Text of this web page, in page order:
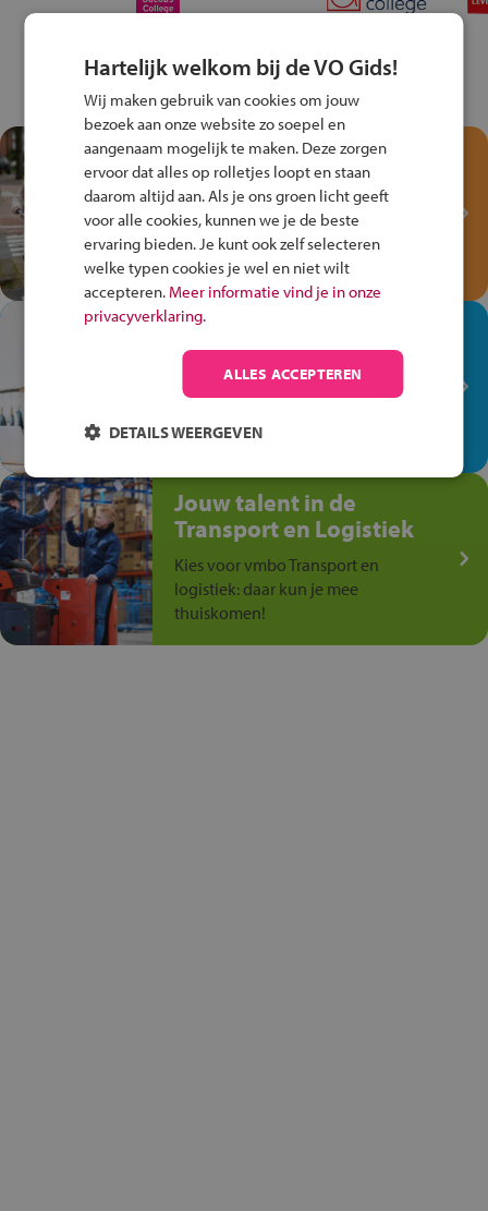
Test je kennis met het
Fiets Veilig
Verkeersspel!
Speel het Fiets Veilig Verkeersspel
en win een Cortina-fiets!
In de winkel ben je op je
plek!
Ontdek via het vmbo jouw talent
anders is!
Jouw talent in de
Transport en Logistiek
Kies voor vmbo Transport en
logistiek: daar kun je mee
thuiskomen!
Hartelijk welkom bij de VO Gids!
Wij maken gebruik van cookies om jouw
bezoek aan onze website zo soepel en
aangenaam mogelijk te maken. Deze zorgen
ervoor dat alles op rolletjes loopt en staan
daarom altijd aan. Als je ons groen licht geeft
voor alle cookies, kunnen we je de beste
ervaring bieden. Je kunt ook zelf selecteren
welke typen cookies je wel en niet wilt
accepteren. Meer informatie vind je in onze
privacyverklaring.
ALLES ACCEPTEREN
DETAILS WEERGEVEN